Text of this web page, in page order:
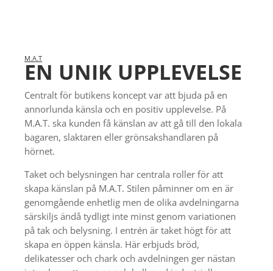
M.A.T
EN UNIK UPPLEVELSE
Centralt för butikens koncept var att bjuda på en
annorlunda känsla och en positiv upplevelse. På
M.A.T. ska kunden få känslan av att gå till den lokala
bagaren, slaktaren eller grönsakshandlaren på
hörnet.
Taket och belysningen har centrala roller för att
skapa känslan på M.A.T. Stilen påminner om en är
genomgående enhetlig men de olika avdelningarna
särskiljs ändå tydligt inte minst genom variationen
på tak och belysning. I entrén är taket högt för att
skapa en öppen känsla. Här erbjuds bröd,
delikatesser och chark och avdelningen ger nästan